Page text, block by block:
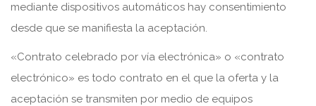
mediante dispositivos automáticos hay consentimiento
desde que se manifiesta la aceptación.
«Contrato celebrado por vía electrónica» o «contrato
electrónico» es todo contrato en el que la oferta y la
aceptación se transmiten por medio de equipos